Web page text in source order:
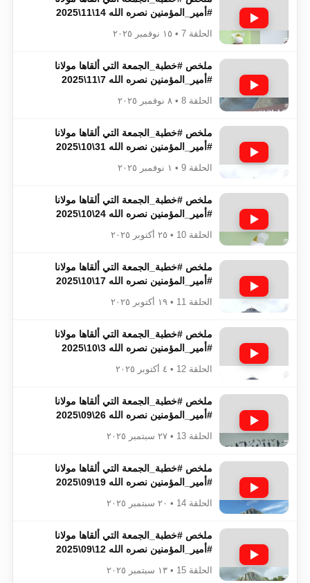
#أمير_المؤمنين​​​​​​​​​​​​​​ نصره الله 14\11\2025
الحلقة 7 • ١٥ نوفمبر ٢٠٢٥
ملخص #خطبة_الجمعة​​​​​​​​​​​​​​ التي ألقاها مولانا
#أمير_المؤمنين​​​​​​​​​​​​​​ نصره الله 7\11\2025
الحلقة 8 • ٨ نوفمبر ٢٠٢٥
ملخص #خطبة_الجمعة​​​​​​​​​​​​​​ التي ألقاها مولانا
#أمير_المؤمنين​​​​​​​​​​​​​​ نصره الله 31\10\2025
الحلقة 9 • ١ نوفمبر ٢٠٢٥
ملخص #خطبة_الجمعة​​​​​​​​​​​​​​ التي ألقاها مولانا
#أمير_المؤمنين​​​​​​​​​​​​​​ نصره الله 24\10\2025
الحلقة 10 • ٢٥ أكتوبر ٢٠٢٥
ملخص #خطبة_الجمعة​​​​​​​​​​​​​​ التي ألقاها مولانا
#أمير_المؤمنين​​​​​​​​​​​​​​ نصره الله 17\10\2025
الحلقة 11 • ١٩ أكتوبر ٢٠٢٥
ملخص #خطبة_الجمعة​​​​​​​​​​​​​​ التي ألقاها مولانا
#أمير_المؤمنين​​​​​​​​​​​​​​ نصره الله 3\10\2025
الحلقة 12 • ٤ أكتوبر ٢٠٢٥
ملخص #خطبة_الجمعة​​​​​​​​​​​​​​ التي ألقاها مولانا
#أمير_المؤمنين​​​​​​​​​​​​​​ نصره الله 26\09\2025
الحلقة 13 • ٢٧ سبتمبر ٢٠٢٥
ملخص #خطبة_الجمعة​​​​​​​​​​​​​​ التي ألقاها مولانا
#أمير_المؤمنين​​​​​​​​​​​​​​ نصره الله 19\09\2025
الحلقة 14 • ٢٠ سبتمبر ٢٠٢٥
ملخص #خطبة_الجمعة​​​​​​​​​​​​​​ التي ألقاها مولانا
#أمير_المؤمنين​​​​​​​​​​​​​​ نصره الله 12\09\2025
الحلقة 15 • ١٣ سبتمبر ٢٠٢٥